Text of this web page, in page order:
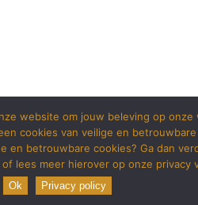
website om jouw beleving op
cookies van veilige en
en betrouwbare cookies? Ga dan
lees meer hierover op onze privacy
Ok Privacy policy